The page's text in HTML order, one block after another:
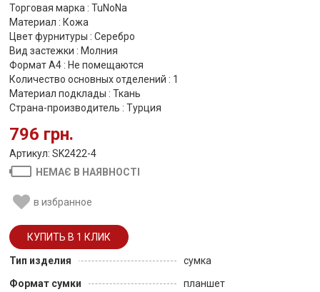
Торговая марка : TuNoNа
Материал : Кожа
Цвет фурнитуры : Серебро
Вид застежки : Молния
Формат А4 : Не помещаются
Количество основных отделений : 1
Материал подклады : Ткань
Страна-производитель : Турция
796 грн.
Артикул: SK2422-4
НЕМАЄ В НАЯВНОСТІ
в избранное
Тип изделия
сумка
Формат сумки
планшет